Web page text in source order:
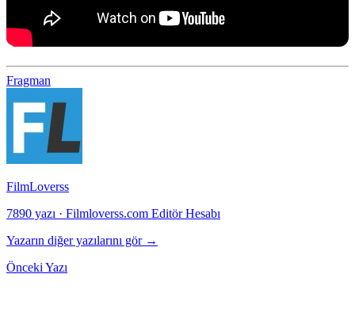
Fragman
FilmLoverss
7890 yazı · Filmloverss.com Editör Hesabı
Yazarın diğer yazılarını gör →
Önceki Yazı